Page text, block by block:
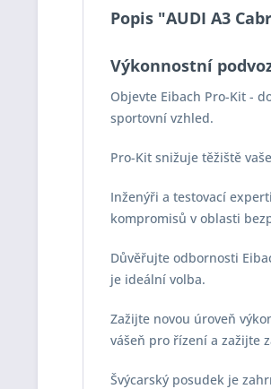
Popis "AUDI A3
Výkonnostní
Objevte Eibach Pro-Kit -
sportovní vzhled.
Pro-Kit snižuje těžiště
Inženýři a testovací
kompromisů v oblasti
Důvěřujte odbornosti
je ideální volba.
Zažijte novou úroveň
vášeň pro řízení a zažijte
Švýcarský posudek je